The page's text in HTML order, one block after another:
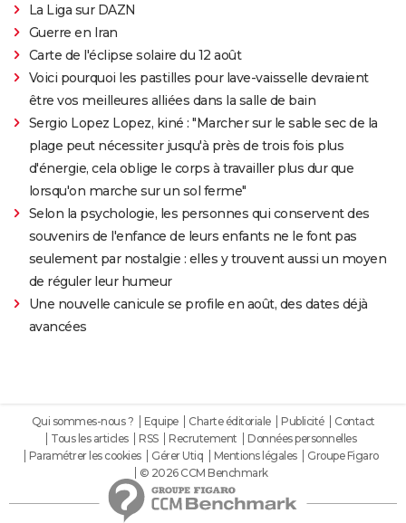
La Liga sur DAZN
Guerre en Iran
Carte de l'éclipse solaire du 12 août
Voici pourquoi les pastilles pour lave-vaisselle devraient
être vos meilleures alliées dans la salle de bain
Sergio Lopez Lopez, kiné : "Marcher sur le sable sec de la
plage peut nécessiter jusqu'à près de trois fois plus
d'énergie, cela oblige le corps à travailler plus dur que
lorsqu'on marche sur un sol ferme"
Selon la psychologie, les personnes qui conservent des
souvenirs de l'enfance de leurs enfants ne le font pas
seulement par nostalgie : elles y trouvent aussi un moyen
de réguler leur humeur
Une nouvelle canicule se profile en août, des dates déjà
avancées
Qui sommes-nous ? Equipe Charte éditoriale Publicité
Contact
Tous les articles
RSS Recrutement
Données personnelles
Paramétrer les cookies
Gérer Utiq Mentions légales
Groupe Figaro
© 2026 CCM Benchmark